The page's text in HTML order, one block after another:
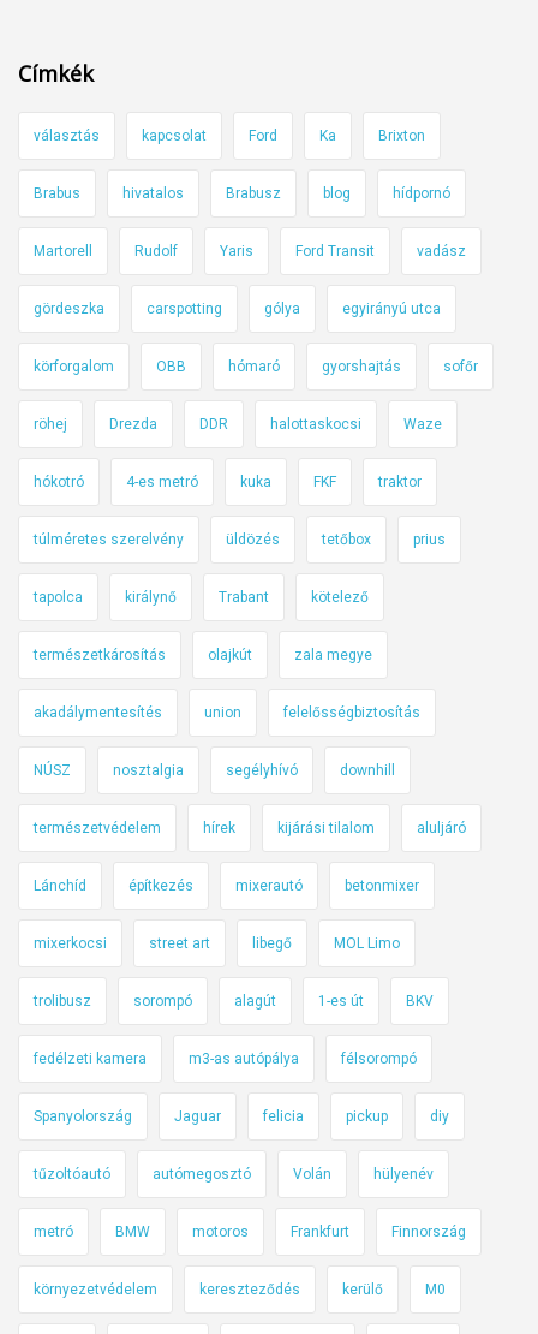
e
g
k
e
b
i
l
i
n
c
s
i
s
e
e
m
a
á
h
o
l
.
Címkék
választás kapcsolat Ford Ka Brixton
Brabus hivatalos Brabusz blog hídpornó
Martorell Rudolf Yaris Ford Transit vadász
gördeszka carspotting gólya egyirányú utca
körforgalom OBB hómaró gyorshajtás sofőr
röhej Drezda DDR halottaskocsi Waze
hókotró 4-es metró kuka FKF traktor
túlméretes szerelvény üldözés tetőbox prius
tapolca királynő Trabant kötelező
természetkárosítás olajkút zala megye
akadálymentesítés union felelősségbiztosítás
NÚSZ nosztalgia segélyhívó downhill
természetvédelem hírek kijárási tilalom aluljáró
Lánchíd építkezés mixerautó betonmixer
mixerkocsi street art libegő MOL Limo
trolibusz sorompó alagút 1-es út BKV
fedélzeti kamera m3-as autópálya félsorompó
Spanyolország Jaguar felicia pickup diy
tűzoltóautó autómegosztó Volán hülyenév
metró BMW motoros Frankfurt Finnország
környezetvédelem kereszteződés kerülő M0